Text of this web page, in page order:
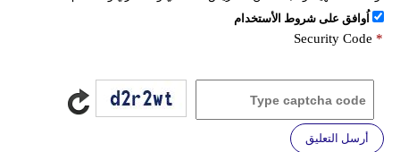
اُوافق على شروط الأستخدام
Security Code *
أرسل التعليق